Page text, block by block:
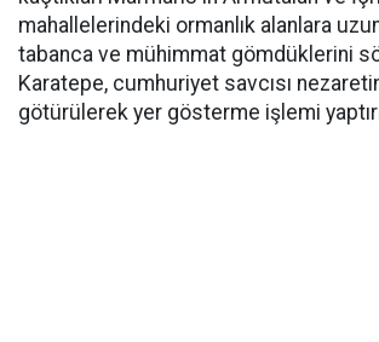
mahallelerindeki ormanlık alanlara
tabanca ve mühimmat gömdüklerini
Karatepe, cumhuriyet savcısı
götürülerek yer gösterme işlemi